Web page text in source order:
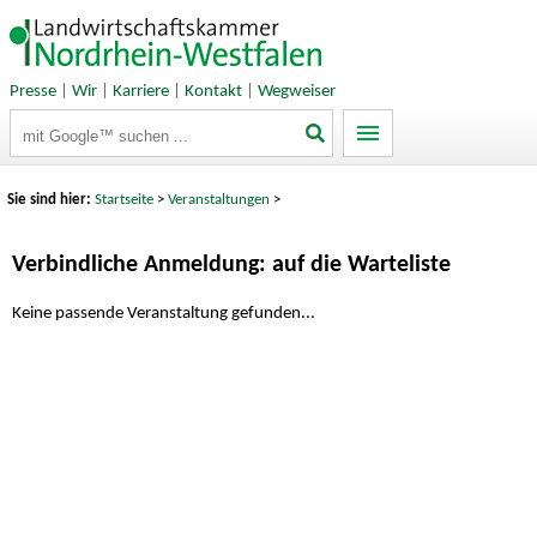
Presse| Wir| Karriere| Kontakt| Wegweiser
Sie sind hier:Startseite >Veranstaltungen >
Verbindliche Anmeldung: auf die Warteliste
Keine passende Veranstaltung gefunden...